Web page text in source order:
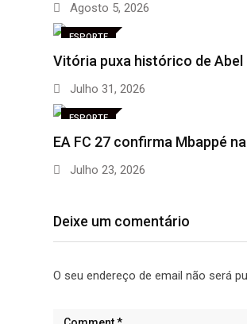
Agosto 5, 2026
ESPORTE
Vitória puxa histórico de
Julho 31, 2026
ESPORTE
EA FC 27 confirma Mbappé
Julho 23, 2026
Deixe um comentário
O seu endereço de email não será